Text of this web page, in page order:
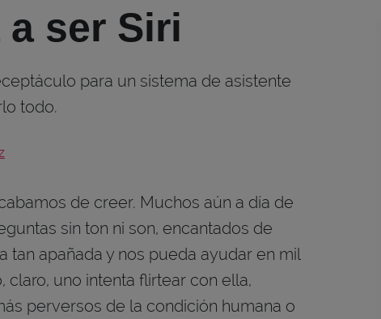
ser Siri
para un sistema de asistente
todo.
de creer. Muchos aún a día de
sin ton ni son, encantados de
tan apañada y nos pueda ayudar en mil
claro, uno intenta flirtear con ella,
perversos de la condición humana o